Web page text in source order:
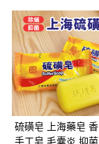
超商取貨付款
LINE Pay
Apple Pay
街口支付
悠遊付
硫磺皂 上海藥皂
手工皂 毛囊炎 抑菌